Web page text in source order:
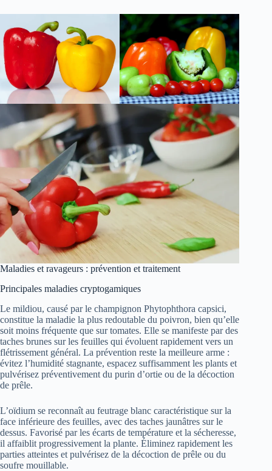
Maladies et ravageurs : prévention et traitement
Principales maladies cryptogamiques
Le mildiou, causé par le champignon Phytophthora capsici,
constitue la maladie la plus redoutable du poivron, bien qu’elle
soit moins fréquente que sur tomates. Elle se manifeste par des
taches brunes sur les feuilles qui évoluent rapidement vers un
flétrissement général. La prévention reste la meilleure arme :
évitez l’humidité stagnante, espacez suffisamment les plants et
pulvérisez préventivement du purin d’ortie ou de la décoction
de prêle.
L’oïdium se reconnaît au feutrage blanc caractéristique sur la
face inférieure des feuilles, avec des taches jaunâtres sur le
dessus. Favorisé par les écarts de température et la sécheresse,
il affaiblit progressivement la plante. Éliminez rapidement les
parties atteintes et pulvérisez de la décoction de prêle ou du
soufre mouillable.